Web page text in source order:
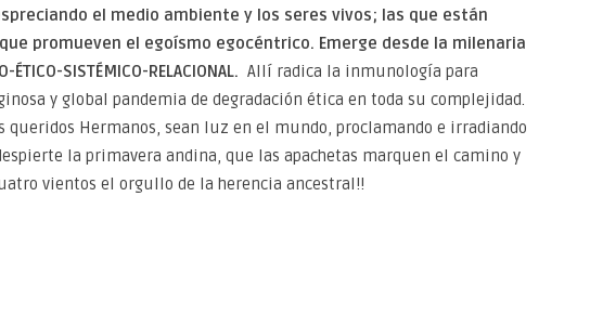
el medio ambiente y los seres vivos; las que están
promueven el egoísmo egocéntrico. Emerge desde la milenaria
SISTÉMICO-RELACIONAL. Allí radica la inmunología para
y global pandemia de degradación ética en toda su complejidad.
Hermanos, sean luz en el mundo, proclamando e irradiando
la primavera andina, que las apachetas marquen el camino y
vientos el orgullo de la herencia ancestral!!